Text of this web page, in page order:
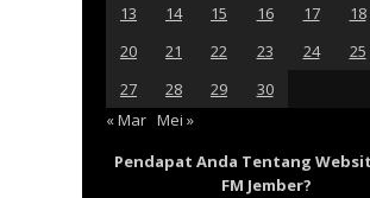
13
14 15 16 17 18
20
21 22 23 24 25
27
28 29
30
« Mar Mei »
Pendapat Anda Tentang
FM Jember?